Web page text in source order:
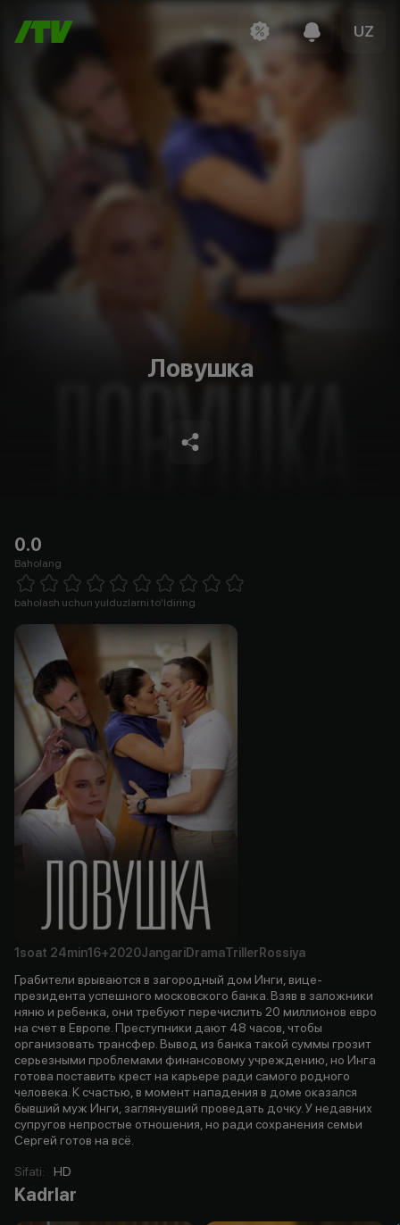
UZ
Ловушка
0.0
Baholang
1 Star 2 Stars 3 Stars 4 Stars5 Stars 6 Stars7 Stars8 Stars
baholash uchun yulduzlarni to'ldiring
1soat 24min16+2020JangariDramaTriller Rossiya
Грабители врываются в загородный дом Инги, вице-
президента успешного московского банка. Взяв в заложники
няню и ребенка, они требуют перечислить 20 миллионов евро
на счет в Европе. Преступники дают 48 часов, чтобы
организовать трансфер. Вывод из банка такой суммы грозит
серьезными проблемами финансовому учреждению, но Инга
готова поставить крест на карьере ради самого родного
человека. К счастью, в момент нападения в доме оказался
бывший муж Инги, заглянувший проведать дочку. У недавних
супругов непростые отношения, но ради сохранения семьи
Сергей готов на всё.
Sifati: HD
Kadrlar